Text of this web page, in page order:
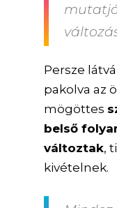
Persze
pakolva az
mögöttes
belső
változtak,
kivételnek.